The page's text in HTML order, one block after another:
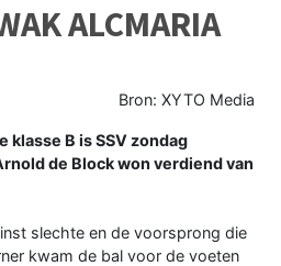
ALCMARIA
Bron: XYTO Media
klasse B is SSV zondag
de Block won verdiend van
slechte en de voorsprong die
kwam de bal voor de voeten